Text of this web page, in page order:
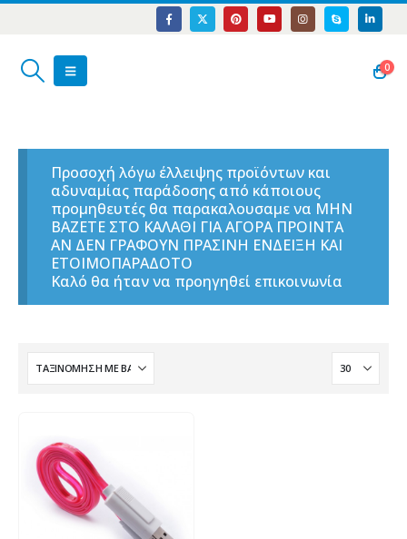
0
Προσοχή λόγω έλλειψης προϊόντων και
αδυναμίας παράδοσης από κάποιους
προμηθευτές θα παρακαλουσαμε να ΜΗΝ
ΒΑΖΕΤΕ ΣΤΟ ΚΑΛΑΘΙ ΓΙΑ ΑΓΟΡΑ ΠΡΟΙΝΤΑ
ΑΝ ΔΕΝ ΓΡΑΦΟΥΝ ΠΡΑΣΙΝΗ ΕΝΔΕΙΞΗ ΚΑΙ
ΕΤΟΙΜΟΠΑΡΑΔΟΤΟ
Καλό θα ήταν να προηγηθεί επικοινωνία